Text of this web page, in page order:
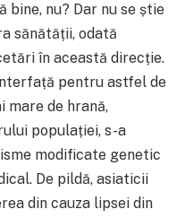
bine, nu? Dar nu se știe
sănătății, odată
în această direcție.
pentru astfel de
mare de hrană,
populației, s-a
modificate genetic
De pildă, asiaticii
din cauza lipsei din